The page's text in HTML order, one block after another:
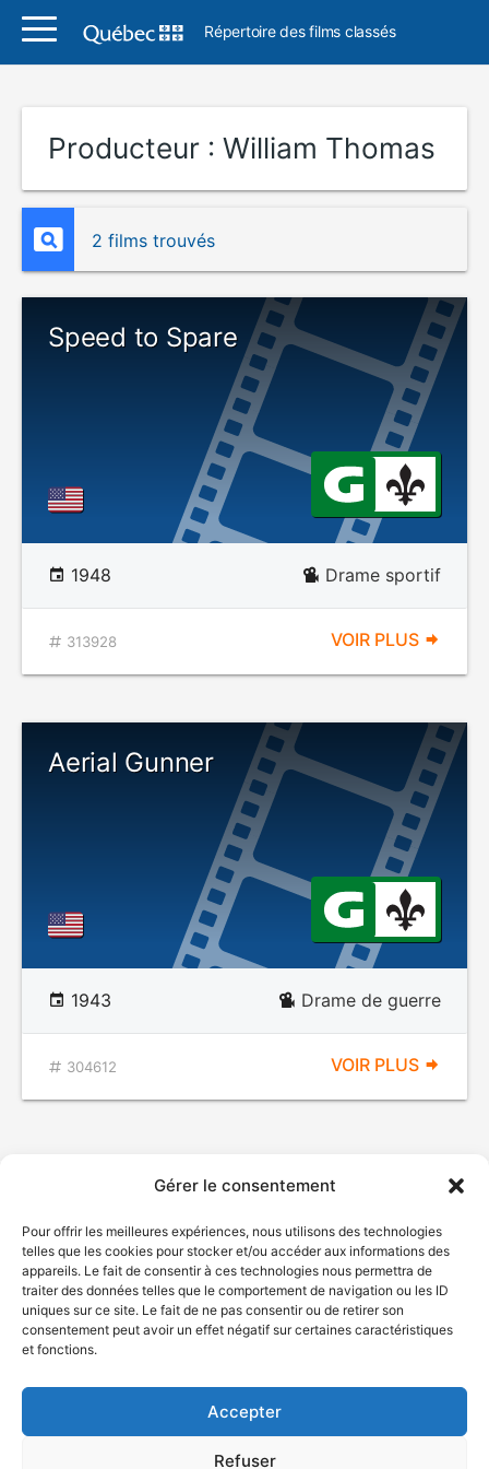
Gérer le consentement
Pour offrir les meilleures expériences, nous utilisons des technologies
telles que les cookies pour stocker et/ou accéder aux informations des
appareils. Le fait de consentir à ces technologies nous permettra de
traiter des données telles que le comportement de navigation ou les ID
uniques sur ce site. Le fait de ne pas consentir ou de retirer son
consentement peut avoir un effet négatif sur certaines caractéristiques
et fonctions.
Accepter
Refuser
Répertoire des films classés
Producteur : William Thomas
2 films trouvés
Speed to Spare
1948 Drame sportif
313928 VOIR PLUS
Aerial Gunner
1943 Drame de guerre
304612 VOIR PLUS
© Gouvernement du Québec, 2026
Plan du site
Accessibilité
Accès à l'information
Déclaration de services